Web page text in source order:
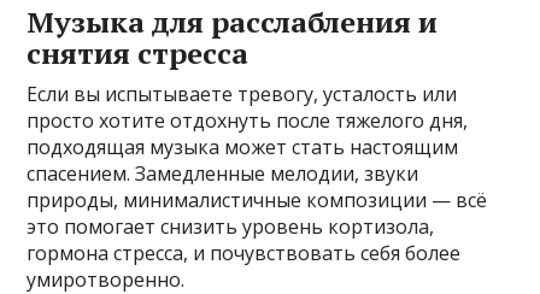
Музыка для расслабления и
снятия стресса
Если вы испытываете тревогу, усталость или
просто хотите отдохнуть после тяжелого дня,
подходящая музыка может стать настоящим
спасением. Замедленные мелодии, звуки
природы, минималистичные композиции — всё
это помогает снизить уровень кортизола,
гормона стресса, и почувствовать себя более
умиротворенно.